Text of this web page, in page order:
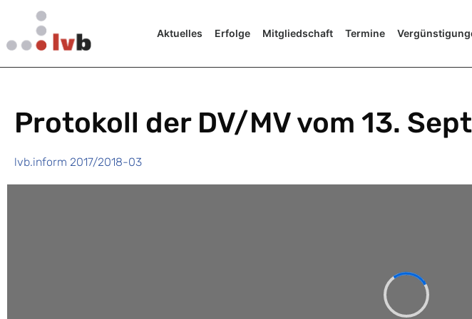
Aktuelles Erfolge Mitgliedschaft Termine
Protokoll der DV/MV vom 13.
lvb.inform 2017/2018-03